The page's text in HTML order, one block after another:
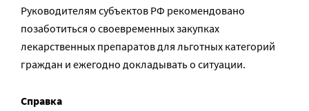
Руководителям субъектов РФ рекомендовано
позаботиться о своевременных закупках
лекарственных препаратов для льготных категорий
граждан и ежегодно докладывать о ситуации.
Справка